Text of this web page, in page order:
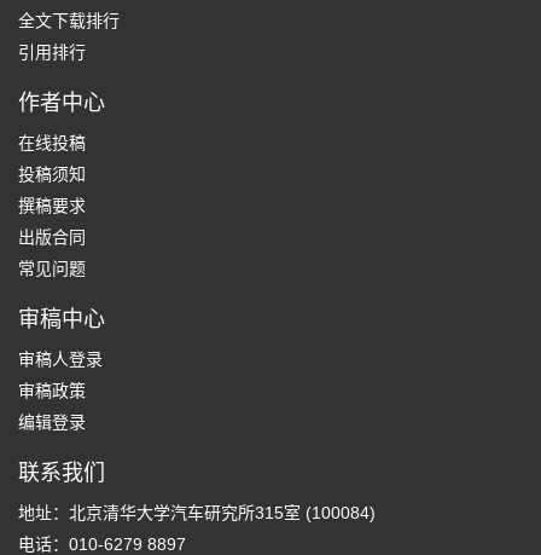
全文下载排行
引用排行
作者中心
在线投稿
投稿须知
撰稿要求
出版合同
常见问题
审稿中心
审稿人登录
审稿政策
编辑登录
联系我们
地址：北京清华大学汽车研究所315室 (100084)
电话：010-6279 8897